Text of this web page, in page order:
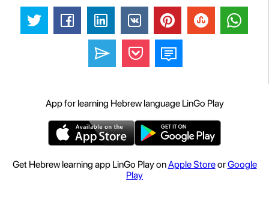
App for learning Hebrew language LinGo Play
Get Hebrew learning app LinGo Play onApple StoreorGoogle
Play